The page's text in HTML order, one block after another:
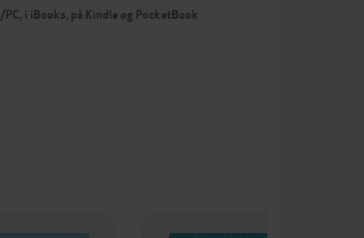
i iBooks, på Kindle og PocketBook